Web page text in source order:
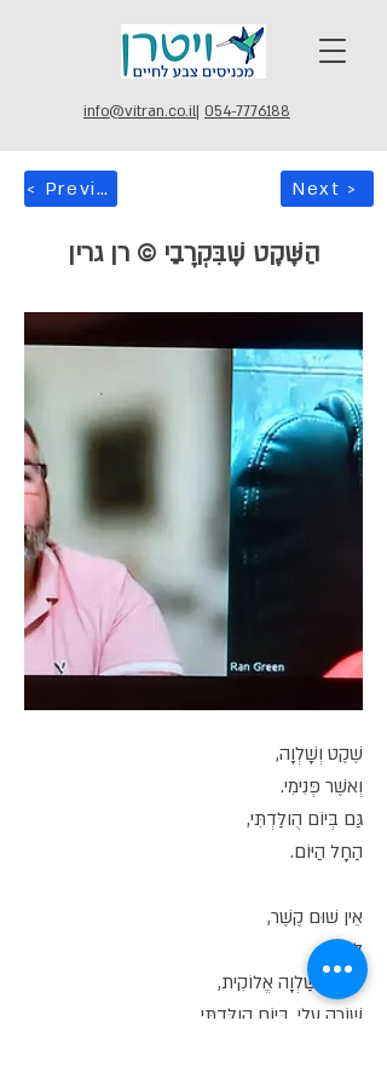
info@vitran.co.il| 054-7776188
< Previous Next >
הַשֶּׁקֶט שֶׁבִּקְרָבַי © רן גרין
שֶׁקֶט וְשָׁלְוָה,
וְאֹשֶׁר פְּנִימִי.
גַּם בְּיוֹם הֻולַּדְתִּי,
הַחָל הַיּוֹם.
אֵין שׁוּם קֶשֶׁר,
לִקְרָבַי.
פָּשׁוּט שַׁלְוָה אֱלוֹקִית,
שׁוֹרָה עָלַי, בְּיוֹם הוֻלַּדְתִּי.